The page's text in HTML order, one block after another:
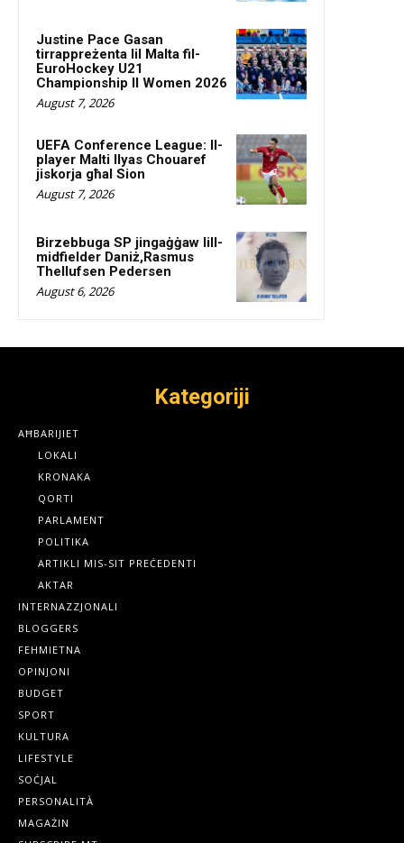
Justine Pace Gasan
tirrappreżenta lil Malta fil-
EuroHockey U21
Championship II Women 2026
August 7, 2026
UEFA Conference League: Il-
player Malti Ilyas Chouaref
jiskorja għal Sion
August 7, 2026
Birzebbuga SP jingaġġaw lill-
midfielder Daniż,Rasmus
Thellufsen Pedersen
August 6, 2026
Kategoriji
AĦBARIJIET
LOKALI
KRONAKA
QORTI
PARLAMENT
POLITIKA
ARTIKLI MIS-SIT PREĊEDENTI
AKTAR
INTERNAZZJONALI
BLOGGERS
FEHMIETNA
OPINJONI
BUDGET
SPORT
KULTURA
LIFESTYLE
SOĊJAL
PERSONALITÀ
MAGAŻIN